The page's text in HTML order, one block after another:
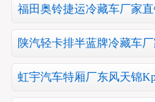
福田奥铃捷运冷藏车厂家
陕汽轻卡排半蓝牌冷藏车
虹宇汽车特厢厂东风天锦